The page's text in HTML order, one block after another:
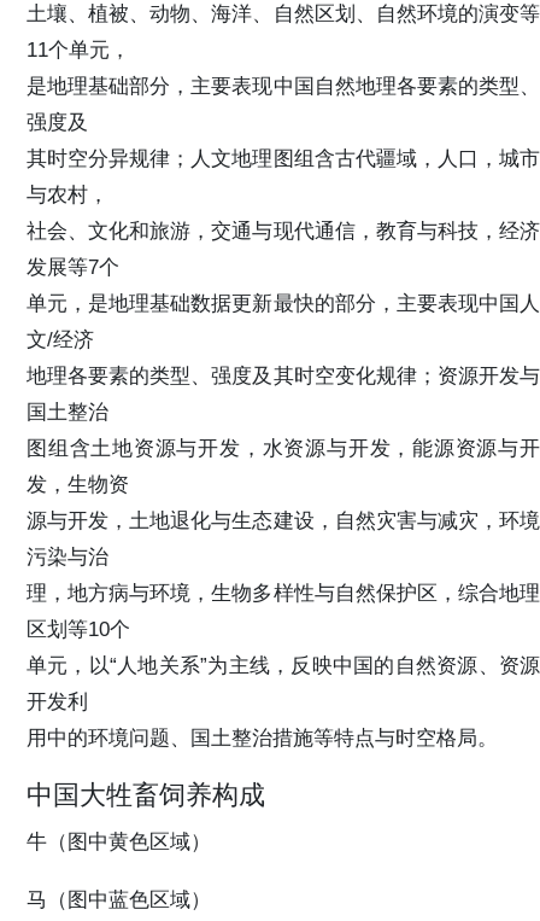
土壤、植被、动物、海洋、自然区划、自然环境的演变等
11个单元，
是地理基础部分，主要表现中国自然地理各要素的类型、
强度及
其时空分异规律；人文地理图组含古代疆域，人口，城市
与农村，
社会、文化和旅游，交通与现代通信，教育与科技，经济
发展等7个
单元，是地理基础数据更新最快的部分，主要表现中国人
文/经济
地理各要素的类型、强度及其时空变化规律；资源开发与
国土整治
图组含土地资源与开发，水资源与开发，能源资源与开
发，生物资
源与开发，土地退化与生态建设，自然灾害与减灾，环境
污染与治
理，地方病与环境，生物多样性与自然保护区，综合地理
区划等10个
单元，以“人地关系”为主线，反映中国的自然资源、资源
开发利
用中的环境问题、国土整治措施等特点与时空格局。
中国大牲畜饲养构成
牛（图中黄色区域）
马（图中蓝色区域）